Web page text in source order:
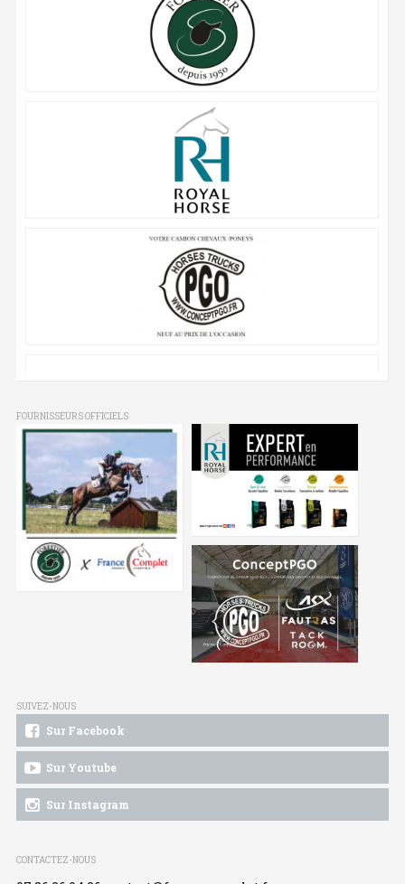
FOURNISSEURS OFFICIELS
SUIVEZ-NOUS
Sur Facebook
Sur Youtube
Sur Instagram
CONTACTEZ-NOUS